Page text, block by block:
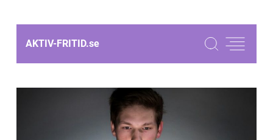
AKTIV-FRITID.se